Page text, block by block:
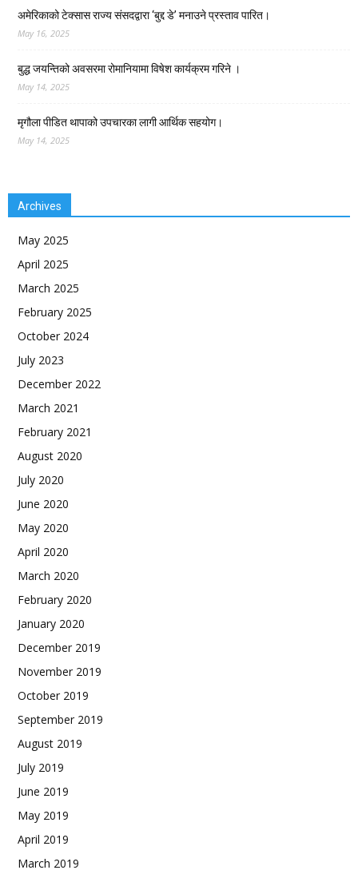
अमेरिकाको टेक्सास राज्य संसदद्वारा ‘बुद्द डे’ मनाउने प्रस्ताव पारित।
May 16, 2025
बुद्ध जयन्तिको अवसरमा रोमानियामा विषेश कार्यक्रम गरिने ।
May 14, 2025
मृगौला पीडित थापाको उपचारका लागी आर्थिक सहयोग।
May 14, 2025
Archives
May 2025
April 2025
March 2025
February 2025
October 2024
July 2023
December 2022
March 2021
February 2021
August 2020
July 2020
June 2020
May 2020
April 2020
March 2020
February 2020
January 2020
December 2019
November 2019
October 2019
September 2019
August 2019
July 2019
June 2019
May 2019
April 2019
March 2019